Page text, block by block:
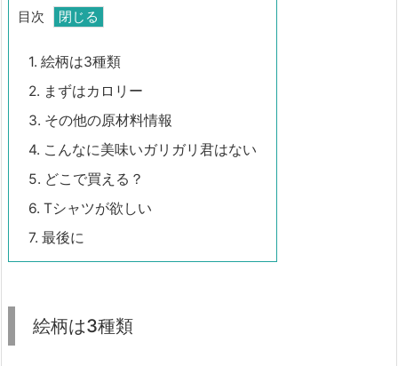
目次
1. 絵柄は3種類
2. まずはカロリー
3. その他の原材料情報
4. こんなに美味いガリガリ君はない
5. どこで買える？
6. Tシャツが欲しい
7. 最後に
絵柄は3種類